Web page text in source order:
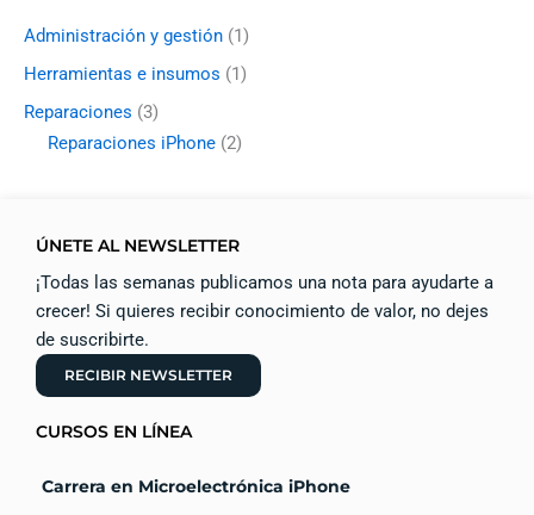
r
o
r
Administración y gestión (1)
Herramientas e insumos (1)
Reparaciones (3)
Reparaciones iPhone (2)
ÚNETE AL NEWSLETTER
¡Todas las semanas publicamos una nota para ayudarte a
crecer! Si quieres recibir conocimiento de valor, no dejes
de suscribirte.
RECIBIR NEWSLETTER
CURSOS EN LÍNEA
Carrera en Microelectrónica iPhone